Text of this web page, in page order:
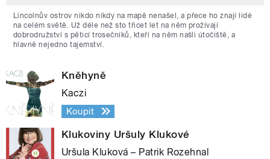
Lincolnův ostrov nikdo nikdy na mapě nenašel, a přece ho znají lidé
na celém světě. Už déle než sto třicet let na něm prožívají
dobrodružství s pěticí trosečníků, kteří na něm našli útočiště, a
hlavně nejedno tajemství.
Kněhyně
Kaczi
Koupit
Klukoviny Uršuly Klukové
Uršula Kluková – Patrik Rozehnal